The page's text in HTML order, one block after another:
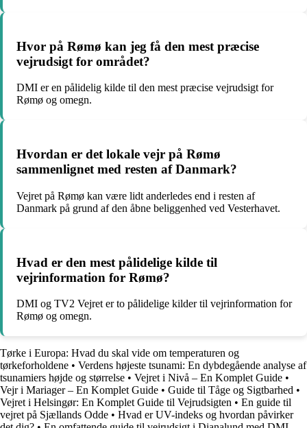
Hvor på Rømø kan jeg få den mest præcise
vejrudsigt for området?
DMI er en pålidelig kilde til den mest præcise vejrudsigt for
Rømø og omegn.
Hvordan er det lokale vejr på Rømø
sammenlignet med resten af Danmark?
Vejret på Rømø kan være lidt anderledes end i resten af
Danmark på grund af den åbne beliggenhed ved Vesterhavet.
Hvad er den mest pålidelige kilde til
vejrinformation for Rømø?
DMI og TV2 Vejret er to pålidelige kilder til vejrinformation for
Rømø og omegn.
Tørke i Europa: Hvad du skal vide om temperaturen og
tørkeforholdene • Verdens højeste tsunami: En dybdegående analyse af
tsunamiers højde og størrelse • Vejret i Nivå – En Komplet Guide •
Vejr i Mariager – En Komplet Guide • Guide til Tåge og Sigtbarhed •
Vejret i Helsingør: En Komplet Guide til Vejrudsigten • En guide til
vejret på Sjællands Odde • Hvad er UV-indeks og hvordan påvirker